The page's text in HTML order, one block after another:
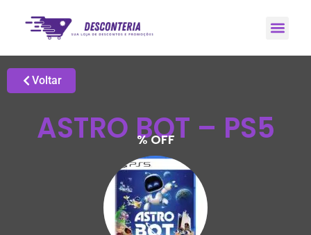
Voltar
ASTRO BOT – PS5
% OFF